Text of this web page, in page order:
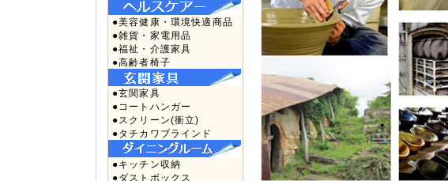
●美容健康・環境快適商品
●雑貨・家電用品
●福祉・介護家具
●高齢者椅子
●玄関家具
●コートハンガー
●スクリーン(衝立)
●タチカワブラインド
●キッチン収納
●ダストボックス